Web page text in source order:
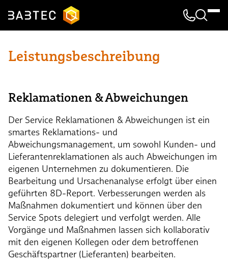
Suche
Kontakt &
Leistungsbeschreibung
Reklamationen & Abweichungen
Der Service Reklamationen & Abweichungen ist ein
smartes Reklamations- und
Abweichungsmanagement, um sowohl Kunden- und
Lieferantenreklamationen als auch Abweichungen im
eigenen Unternehmen zu dokumentieren. Die
Bearbeitung und Ursachenanalyse erfolgt über einen
geführten 8D-Report. Verbesserungen werden als
Maßnahmen dokumentiert und können über den
Service Spots delegiert und verfolgt werden. Alle
Vorgänge und Maßnahmen lassen sich kollaborativ
mit den eigenen Kollegen oder dem betroffenen
Geschäftspartner (Lieferanten) bearbeiten.